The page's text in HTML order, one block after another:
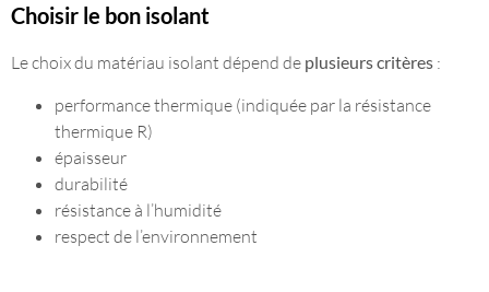
Choisir le bon isolant
Le choix du matériau isolant dépend de plusieurs critères :
performance thermique (indiquée par la résistance
thermique R)
épaisseur
durabilité
résistance à l’humidité
respect de l’environnement